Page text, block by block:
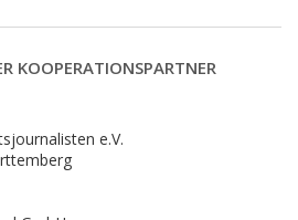
KOOPERATIONSPARTNER
e.V.